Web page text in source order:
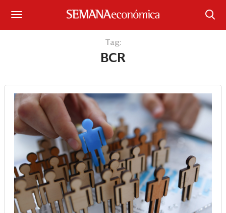
Portada
¿Qué está pasando?
Sectores y Empresas
Management
Economía y Finanzas
Legal y Política
Tag:
BCR